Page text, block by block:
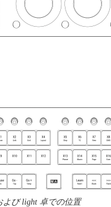
よび light 卓での位置